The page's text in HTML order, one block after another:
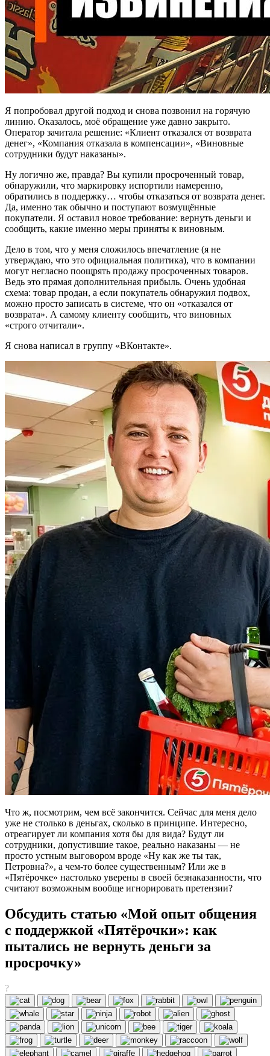
Я попробовал другой подход и снова позвонил на горячую
линию. Оказалось, моё обращение уже давно закрыто.
Оператор зачитала решение: «Клиент отказался от возврата
денег», «Компания отказала в компенсации», «Виновные
сотрудники будут наказаны».
Ну логично же, правда? Вы купили просроченный товар,
обнаружили, что маркировку испортили намеренно,
обратились в поддержку… чтобы отказаться от возврата денег.
Да, именно так обычно и поступают возмущённые
покупатели. Я оставил новое требование: вернуть деньги и
сообщить, какие именно меры приняты к виновным.
Дело в том, что у меня сложилось впечатление (я не
утверждаю, что это официальная политика), что в компании
могут негласно поощрять продажу просроченных товаров.
Ведь это прямая дополнительная прибыль. Очень удобная
схема: товар продан, а если покупатель обнаружил подвох,
можно просто записать в системе, что он «отказался от
возврата». А самому клиенту сообщить, что виновных
«строго отчитали».
Я снова написал в группу «ВКонтакте».
Что ж, посмотрим, чем всё закончится. Сейчас для меня дело
уже не столько в деньгах, сколько в принципе. Интересно,
отреагирует ли компания хотя бы для вида? Будут ли
сотрудники, допустившие такое, реально наказаны — не
просто устным выговором вроде «Ну как же ты так,
Петровна?», а чем-то более существенным? Или же в
«Пятёрочке» настолько уверены в своей безнаказанности, что
считают возможным вообще игнорировать претензии?
Обсудить статью «Мой опыт общения
с поддержкой «Пятёрочки»: как
пытались не вернуть деньги за
просрочку»
?